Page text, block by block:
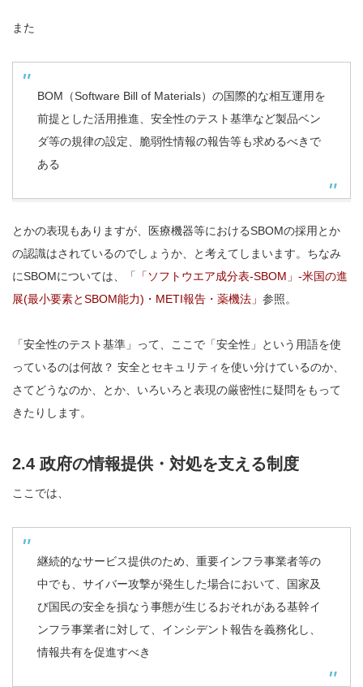
また
BOM（Software Bill of Materials）の国際的な相互運用を
前提とした活用推進、安全性のテスト基準など製品ベン
ダ等の規律の設定、脆弱性情報の報告等も求めるべきで
ある
とかの表現もありますが、医療機器等におけるSBOMの採用とか
の認識はされているのでしょうか、と考えてしまいます。ちなみ
にSBOMについては、「
「ソフトウエア成分表-SBOM」-米国の進
展(最小要素とSBOM能力)・METI報告・薬機法」 参照。
「安全性のテスト基準」って、ここで「安全性」という用語を使
っているのは何故？ 安全とセキュリティを使い分けているのか、
さてどうなのか、とか、いろいろと表現の厳密性に疑問をもって
きたりします。
2.4 政府の情報提供・対処を支える制度
ここでは、
継続的なサービス提供のため、重要インフラ事業者等の
中でも、サイバー攻撃が発生した場合において、国家及
び国民の安全を損なう事態が生じるおそれがある基幹イ
ンフラ事業者に対して、インシデント報告を義務化し、
情報共有を促進すべき